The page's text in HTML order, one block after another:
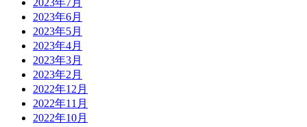
2023年7月
2023年6月
2023年5月
2023年4月
2023年3月
2023年2月
2022年12月
2022年11月
2022年10月